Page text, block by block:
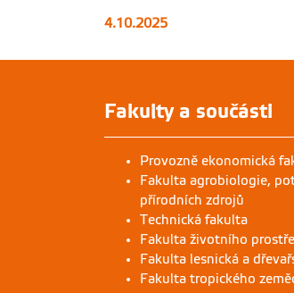
4.10.2025
Fakulty a součásti
Provozně ekonomická
Fakulta agrobiologie,
přírodních zdrojů
Technická fakulta
Fakulta životního
Fakulta lesnická a
Fakulta tropického